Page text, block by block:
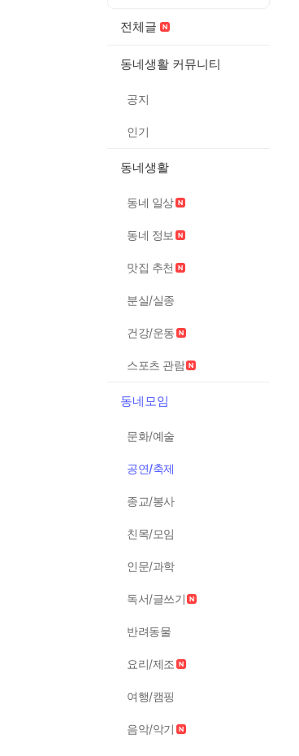
전체글
동네생활 커뮤니티
공지
인기
동네생활
동네 일상
동네 정보
맛집 추천
분실/실종
건강/운동
스포츠 관람
동네모임
문화/예술
공연/축제
종교/봉사
친목/모임
인문/과학
독서/글쓰기
반려동물
요리/제조
여행/캠핑
음악/악기